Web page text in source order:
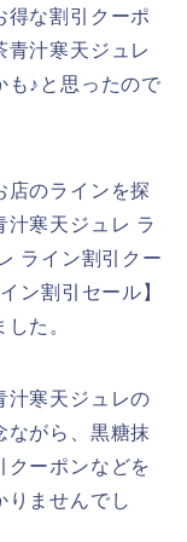
得な割引クーポ
青汁寒天ジュレ
も♪と思ったので
店のラインを探
汁寒天ジュレ ラ
ライン割引クー
ン割引セール】
た。
汁寒天ジュレの
ながら、黒糖抹
クーポンなどを
りませんでし